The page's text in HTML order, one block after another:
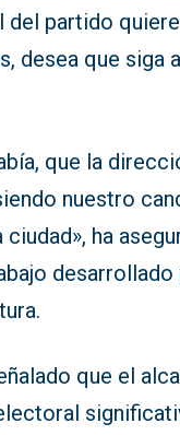
del partido
desea que siga
que la
nuestro
ha
desarrollado
que el